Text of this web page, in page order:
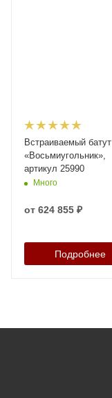
Встраиваемый батут
«Восьмиугольник»,
артикул 25990
Много
от 624 855 ₽
Подробнее